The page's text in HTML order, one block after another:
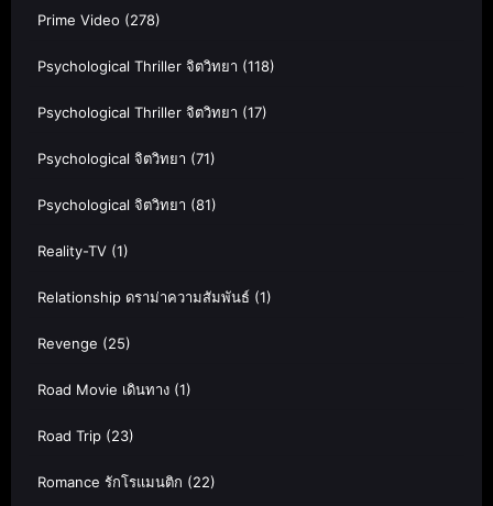
Prime Video (278)
Psychological Thriller จิตวิทยา (118)
Psychological Thriller จิตวิทยา (17)
Psychological จิตวิทยา (71)
Psychological จิตวิทยา (81)
Reality-TV (1)
Relationship ดราม่าความสัมพันธ์ (1)
Revenge (25)
Road Movie เดินทาง (1)
Road Trip (23)
Romance รักโรแมนติก (22)